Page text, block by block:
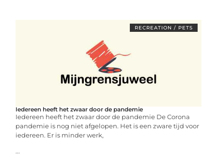
RECREATION / PETS
Iedereen heeft het zwaar door de pandemie
Iedereen heeft het zwaar door de pandemie De Corona
pandemie is nog niet afgelopen. Het is een zware tijd voor
iedereen. Er is minder werk,
...